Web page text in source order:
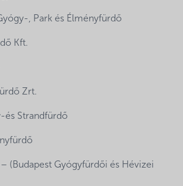
, Park és Élményfürdő
Kft.
Zrt.
és Strandfürdő
(Budapest Gyógyfürdői és Hévizei